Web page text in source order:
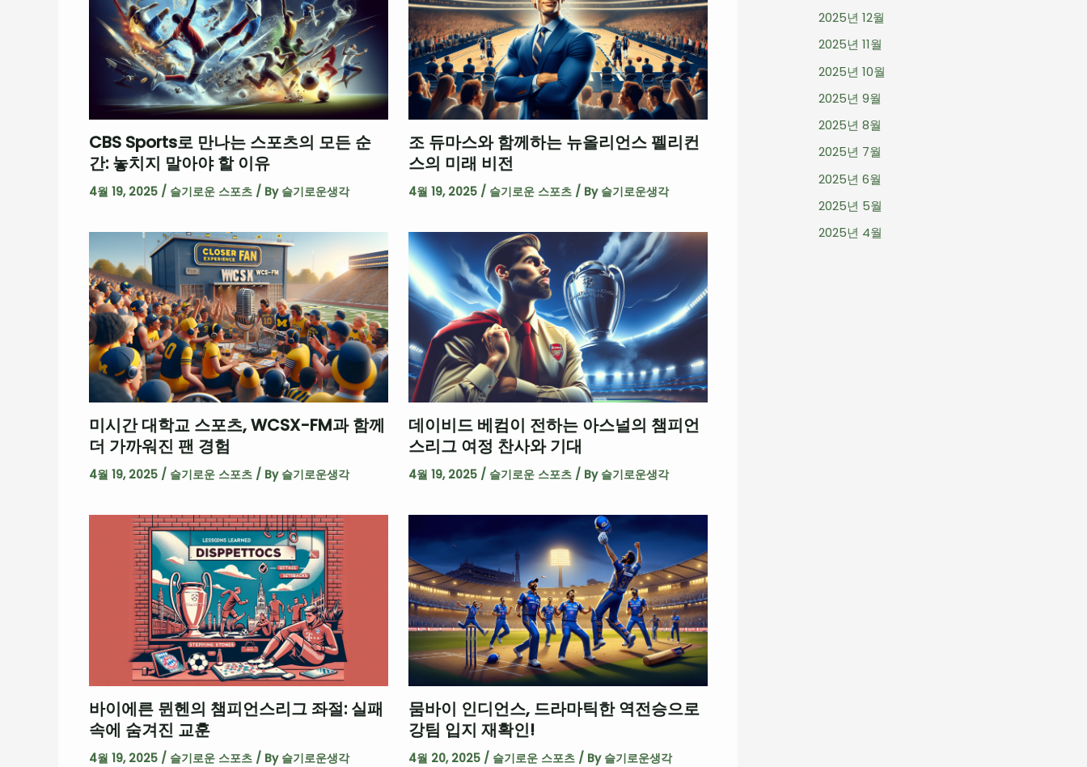
CBS Sports로 만나는 스포츠의 모든 순
간: 놓치지 말아야 할 이유
4월 19, 2025 / 슬기로운 스포츠/ By 슬기로운생각
조 듀마스와 함께하는 뉴올리언스 펠리컨
스의 미래 비전
4월 19, 2025 / 슬기로운 스포츠/ By 슬기로운생각
미시간 대학교 스포츠, WCSX-FM과 함께
더 가까워진 팬 경험
4월 19, 2025 / 슬기로운 스포츠/ By 슬기로운생각
데이비드 베컴이 전하는 아스널의 챔피언
스리그 여정 찬사와 기대
4월 19, 2025 / 슬기로운 스포츠/ By 슬기로운생각
바이에른 뮌헨의 챔피언스리그 좌절: 실패
속에 숨겨진 교훈
4월 19, 2025 / 슬기로운 스포츠/ By 슬기로운생각
뭄바이 인디언스, 드라마틱한 역전승으로
강팀 입지 재확인!
4월 20, 2025 / 슬기로운 스포츠/ By 슬기로운생각
2025년 12월
2025년 11월
2025년 10월
2025년 9월
2025년 8월
2025년 7월
2025년 6월
2025년 5월
2025년 4월